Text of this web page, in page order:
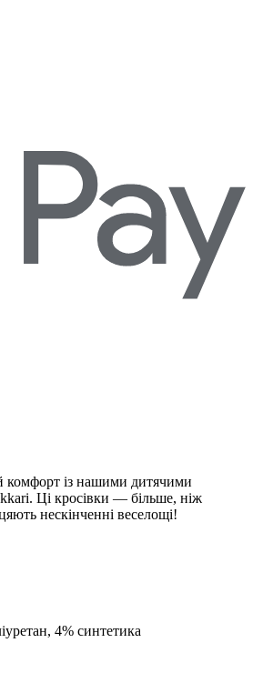
комфорт із нашими дитячими
Ці кросівки — більше, ніж
нескінченні веселощі!
4% синтетика